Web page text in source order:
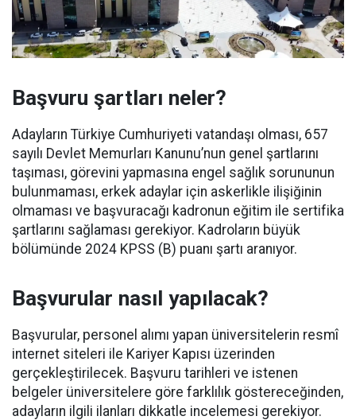
Başvuru şartları neler?
Adayların Türkiye Cumhuriyeti vatandaşı olması, 657
sayılı Devlet Memurları Kanunu’nun genel şartlarını
taşıması, görevini yapmasına engel sağlık sorununun
bulunmaması, erkek adaylar için askerlikle ilişiğinin
olmaması ve başvuracağı kadronun eğitim ile sertifika
şartlarını sağlaması gerekiyor. Kadroların büyük
bölümünde 2024 KPSS (B) puanı şartı aranıyor.
Başvurular nasıl yapılacak?
Başvurular, personel alımı yapan üniversitelerin resmî
internet siteleri ile Kariyer Kapısı üzerinden
gerçekleştirilecek. Başvuru tarihleri ve istenen
belgeler üniversitelere göre farklılık göstereceğinden,
adayların ilgili ilanları dikkatle incelemesi gerekiyor.